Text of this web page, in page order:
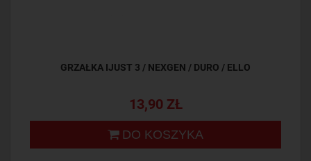
GRZAŁKA IJUST 3 / NEXGEN / DURO / ELLO
13,90 ZŁ
DO KOSZYKA